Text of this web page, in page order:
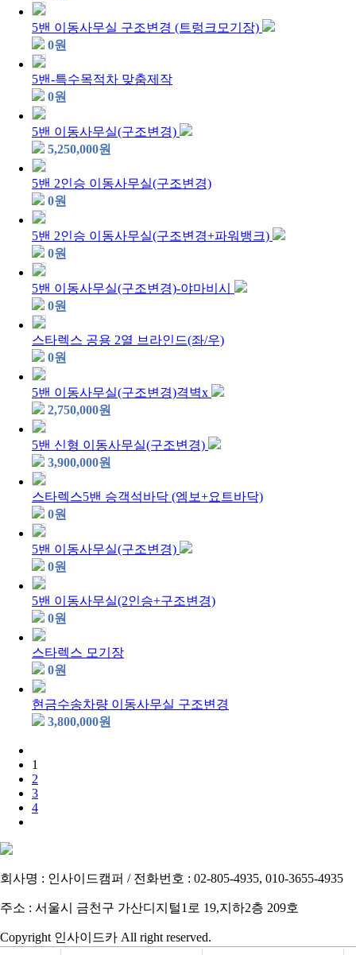
5밴 이동사무실 구조변경 (트렁크모기장)
0원
5밴-특수목적차 맞춤제작
0원
5밴 이동사무실(구조변경)
5,250,000원
5밴 2인승 이동사무실(구조변경)
0원
5밴 2인승 이동사무실(구조변경+파워뱅크)
0원
5밴 이동사무실(구조변경)-야마비시
0원
스타렉스 공용 2열 브라인드(좌/우)
0원
5밴 이동사무실(구조변경)격벽x
2,750,000원
5밴 신형 이동사무실(구조변경)
3,900,000원
스타렉스5밴 승객석바닥 (엠보+요트바닥)
0원
5밴 이동사무실(구조변경)
0원
5밴 이동사무실(2인승+구조변경)
0원
스타렉스 모기장
0원
현금수송차량 이동사무실 구조변경
3,800,000원
1
2
3
4
회사명 : 인사이드캠퍼 / 전화번호 : 02-805-4935, 010-3655-4935
주소 : 서울시 금천구 가산디지털1로 19,지하2층 209호
Copyright 인사이드카 All right reserved.